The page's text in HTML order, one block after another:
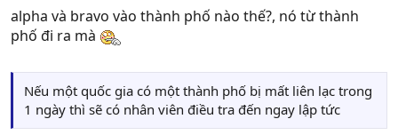
alpha và bravo vào thành phố nào thế?, nó từ thành
phố đi ra mà
Nếu một quốc gia có một thành phố bị mất liên lạc trong
1 ngày thì sẽ có nhân viên điều tra đến ngay lập tức